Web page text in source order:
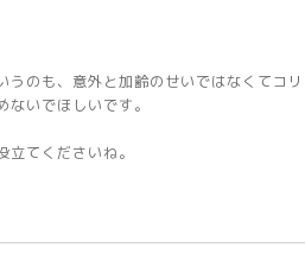
のも、意外と加齢のせいではなくてコリ
いでほしいです。
てくださいね。